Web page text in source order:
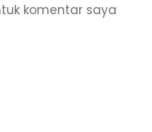
komentar saya